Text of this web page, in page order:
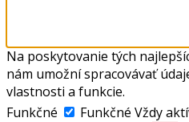
Na poskytovanie tých
nám umožní spracovávať
vlastnosti a funkcie.
Funkčné
Funkčné Vždy